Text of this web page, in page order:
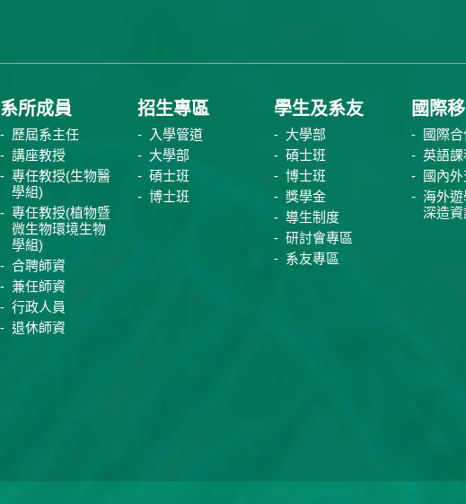
系所成員
歷屆系主任
講座教授
專任教授(生物醫
學組)
專任教授(植物暨
微生物環境生物
學組)
合聘師資
兼任師資
行政人員
退休師資
招生專區
入學管道
大學部
碩士班
博士班
學生及系友
大學部
碩士班
博士班
獎學金
導生制度
研討會專區
系友專區
國際
國際合
英語課
國內
海外
深造資